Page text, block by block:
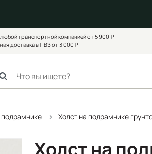
транспортной компанией от 5 900 ₽
доставка в ПВЗ от 3 000 ₽
подрамнике Холст на подрамнике
Холст на